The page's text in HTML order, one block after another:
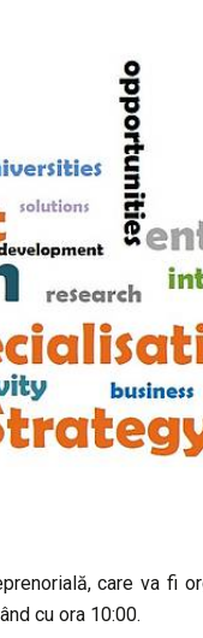
care va fi
cu ora 10:00.